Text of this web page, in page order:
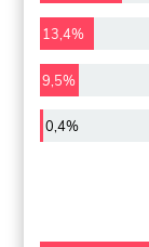
13,4%
9,5%
0,4%